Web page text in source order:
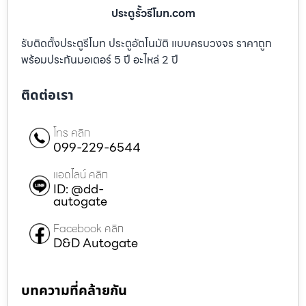
ประตูรั้วรีโมท.com
รับติดตั้งประตูรีโมท ประตูอัตโนมัติ แบบครบวงจร ราคาถูก
พร้อมประกันมอเตอร์ 5 ปี อะไหล่ 2 ปี
ติดต่อเรา
โทร คลิก
099-229-6544
แอดไลน์ คลิก
ID: @dd-
autogate
Facebook คลิก
D&D Autogate
บทความที่คล้ายกัน